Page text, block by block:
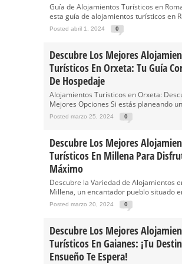
Guía de Alojamientos Turísticos en
esta guía de alojamientos turísticos en
Posted abril 1, 2024 0
Descubre Los Mejores
Turísticos En Orxeta: Tu Guía
De Hospedaje
Alojamientos Turísticos en Orxeta:
Mejores Opciones Si estás planeando
Posted marzo 25, 2024 0
Descubre Los Mejores
Turísticos En Millena Para
Máximo
Descubre la Variedad de Alojamientos
Millena, un encantador pueblo situado
Posted marzo 20, 2024 0
Descubre Los Mejores
Turísticos En Gaianes: ¡Tu
Ensueño Te Espera!